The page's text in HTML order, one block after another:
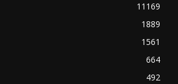
11169
1889
1561
664
492